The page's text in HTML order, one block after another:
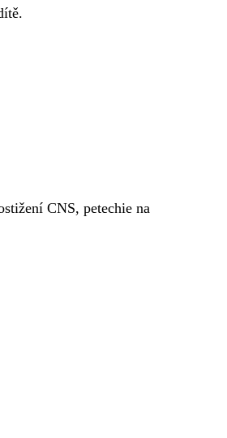
CNS, petechie na